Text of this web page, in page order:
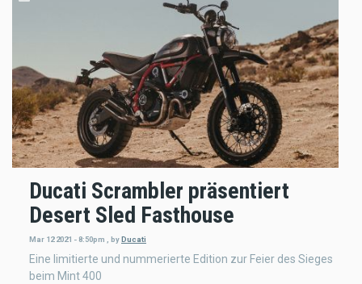
Ducati Scrambler präsentiert
Desert Sled Fasthouse
Mar 12 2021 - 8:50pm byDucati
Eine limitierte und nummerierte Edition zur Feier des Sieges
beim Mint 400